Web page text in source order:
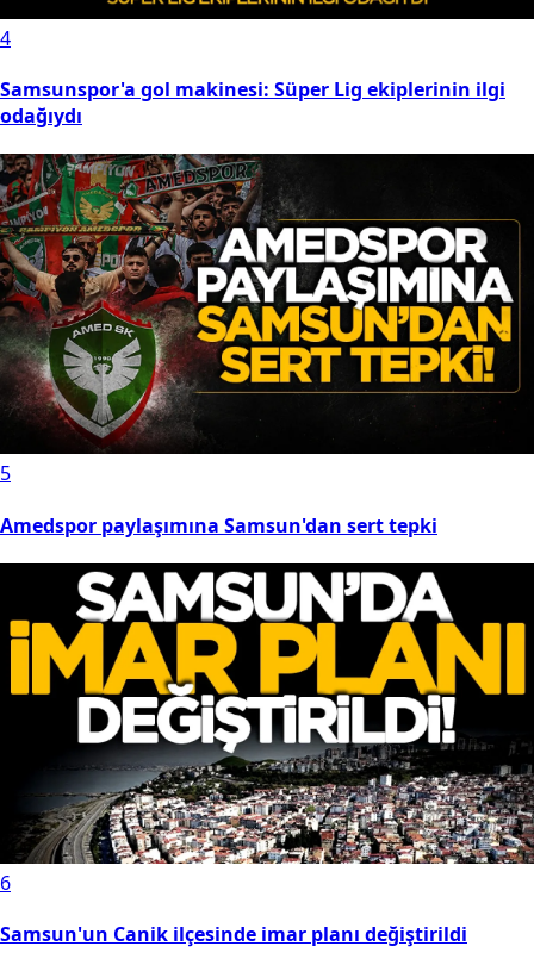
4
Samsunspor'a gol makinesi: Süper Lig ekiplerinin ilgi
odağıydı
5
Amedspor paylaşımına Samsun'dan sert tepki
6
Samsun'un Canik ilçesinde imar planı değiştirildi